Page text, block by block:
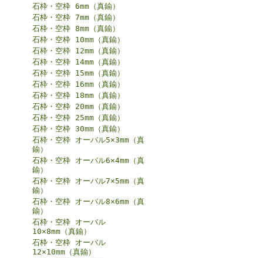
石枠・空枠 6mm（真鍮）
石枠・空枠 7mm（真鍮）
石枠・空枠 8mm（真鍮）
石枠・空枠 10mm（真鍮）
石枠・空枠 12mm（真鍮）
石枠・空枠 14mm（真鍮）
石枠・空枠 15mm（真鍮）
石枠・空枠 16mm（真鍮）
石枠・空枠 18mm（真鍮）
石枠・空枠 20mm（真鍮）
石枠・空枠 25mm（真鍮）
石枠・空枠 30mm（真鍮）
石枠・空枠 オーバル5×3mm（真
鍮）
石枠・空枠 オーバル6×4mm（真
鍮）
石枠・空枠 オーバル7×5mm（真
鍮）
石枠・空枠 オーバル8×6mm（真
鍮）
石枠・空枠 オーバル
10×8mm（真鍮）
石枠・空枠 オーバル
12×10mm（真鍮）